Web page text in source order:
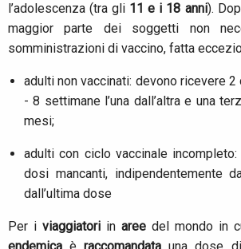
l’adolescenza (tra gli 11 e i 18 anni).
maggior parte dei soggetti non
somministrazioni di vaccino, fatta
adulti non vaccinati: devono ricevere
- 8 settimane l’una dall’altra e una
mesi;
adulti con ciclo vaccinale
dosi mancanti, indipendentemente
dall’ultima dose
Per i viaggiatori in aree del mondo in